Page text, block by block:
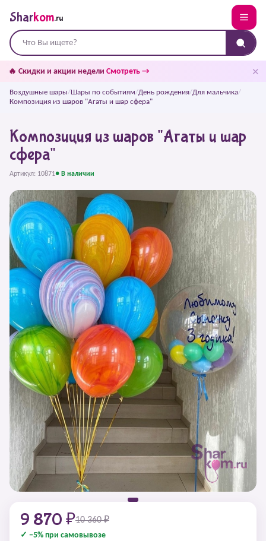
Sharkom.ru
🔥 Скидки и акции недели Смотреть → ✕
Воздушные шары/Шары по событиям/День рождения/Для мальчика/
Композиция из шаров "Агаты и шар сфера"
Композиция из шаров "Агаты и шар
сфера"
Артикул: 10871● В наличии
9 870 ₽10 360 ₽
✓ −5% при самовывозе